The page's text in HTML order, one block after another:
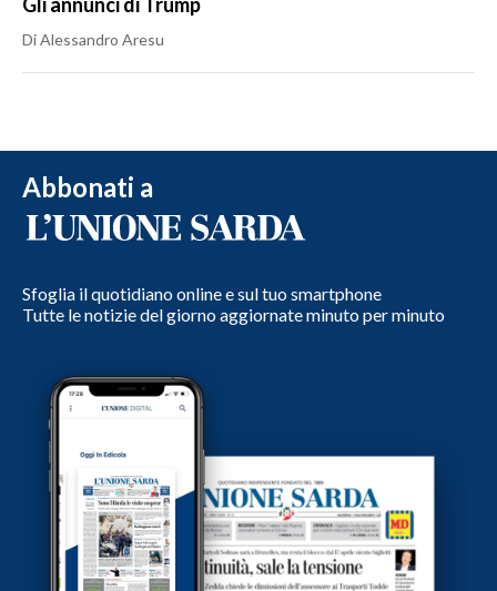
Di Alessandro Aresu
Abbonati a
Sfoglia il quotidiano online e sul tuo smartphone
Tutte le notizie del giorno aggiornate minuto per minuto